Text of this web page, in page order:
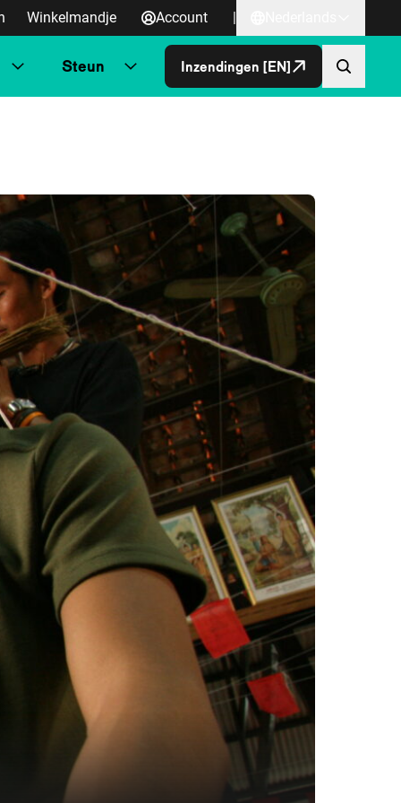
Winkelmandje Account |
Steun Inzendingen [EN]